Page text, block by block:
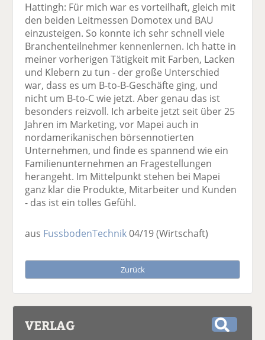
Hattingh: Für mich war es vorteilhaft, gleich mit
den beiden Leitmessen Domotex und BAU
einzusteigen. So konnte ich sehr schnell viele
Branchenteilnehmer kennenlernen. Ich hatte in
meiner vorherigen Tätigkeit mit Farben, Lacken
und Klebern zu tun - der große Unterschied
war, dass es um B-to-B-Geschäfte ging, und
nicht um B-to-C wie jetzt. Aber genau das ist
besonders reizvoll. Ich arbeite jetzt seit über 25
Jahren im Marketing, vor Mapei auch in
nordamerikanischen börsennotierten
Unternehmen, und finde es spannend wie ein
Familienunternehmen an Fragestellungen
herangeht. Im Mittelpunkt stehen bei Mapei
ganz klar die Produkte, Mitarbeiter und Kunden
- das ist ein tolles Gefühl.
aus FussbodenTechnik04/19(Wirtschaft)
Zurück
VERLAG